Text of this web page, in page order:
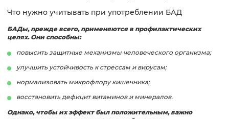
Что нужно учитывать при употреблении БАД
БАДы, прежде всего, применяются в профилактических
целях. Они способны:
повысить защитные механизмы человеческого организма;
улучшить устойчивость к стрессам и вирусам;
нормализовать микрофлору кишечника;
восстановить дефицит витаминов и минералов.
Однако, чтобы их эффект был положительным, важно